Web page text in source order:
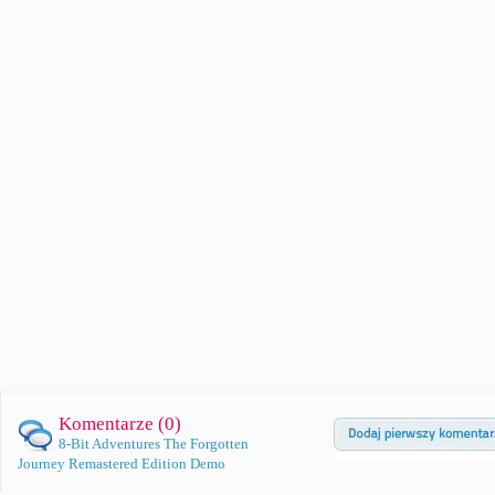
Komentarze (0)
8-Bit Adventures The Forgotten
Journey Remastered Edition Demo